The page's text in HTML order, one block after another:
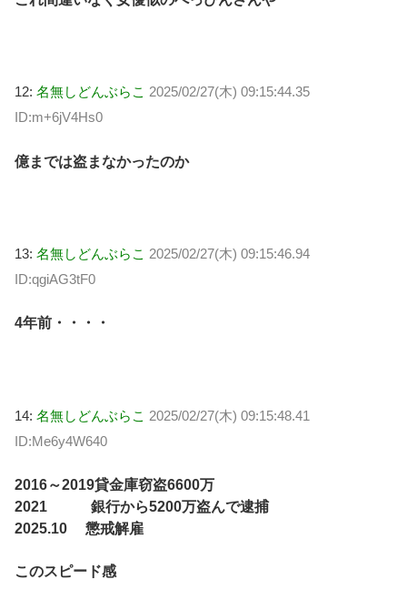
12: 名無しどんぶらこ 2025/02/27(木) 09:15:44.35
ID:m+6jV4Hs0
億までは盗まなかったのか
13: 名無しどんぶらこ 2025/02/27(木) 09:15:46.94
ID:qgiAG3tF0
4年前・・・・
14: 名無しどんぶらこ 2025/02/27(木) 09:15:48.41
ID:Me6y4W640
2016～2019貸金庫窃盗6600万
2021 銀行から5200万盗んで逮捕
2025.10 懲戒解雇
このスピード感